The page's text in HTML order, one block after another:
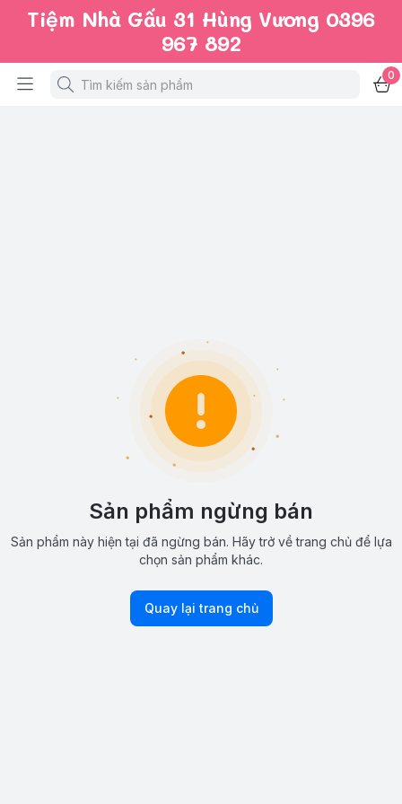
Tiệm Nhà Gấu 31 Hùng Vương 0396
967 892
0
Sản phẩm ngừng bán
Sản phẩm này hiện tại đã ngừng bán. Hãy trở về trang chủ để lựa
chọn sản phẩm khác.
Quay lại trang chủ